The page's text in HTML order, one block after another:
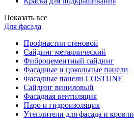
Показать все
Для фасада
Профнастил стеновой
Сайдинг металлический
Фиброцементный сайдинг
Фасадные и цокольные панели
Фасадные панели COSTUNE
Сайдинг виниловый
Фасадная вентиляция
Паро и гидроизоляция
Утеплители для фасада и кровли